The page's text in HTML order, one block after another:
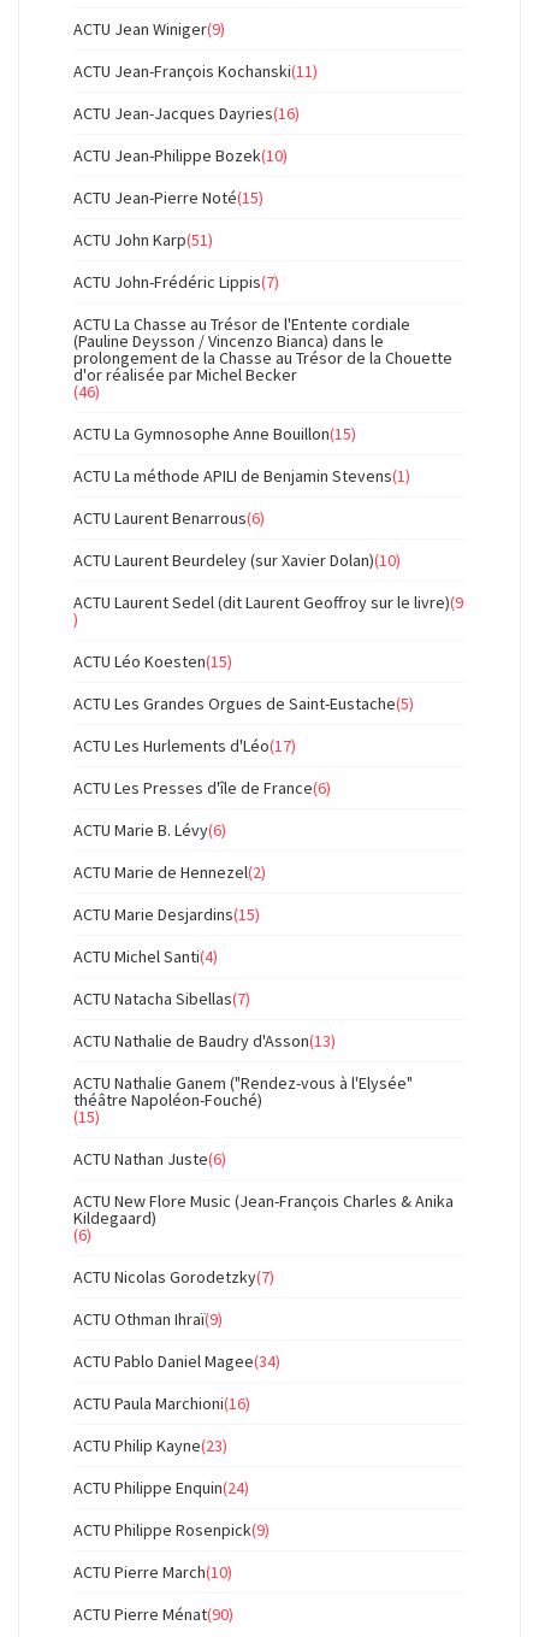
ACTU Jean Winiger(9)
ACTU Jean-François Kochanski(11)
ACTU Jean-Jacques Dayries(16)
ACTU Jean-Philippe Bozek(10)
ACTU Jean-Pierre Noté(15)
ACTU John Karp(51)
ACTU John-Frédéric Lippis(7)
ACTU La Chasse au Trésor de l'Entente cordiale
(Pauline Deysson / Vincenzo Bianca) dans le
prolongement de la Chasse au Trésor de la Chouette
d'or réalisée par Michel Becker
(46)
ACTU La Gymnosophe Anne Bouillon(15)
ACTU La méthode APILI de Benjamin Stevens(1)
ACTU Laurent Benarrous(6)
ACTU Laurent Beurdeley (sur Xavier Dolan)(10)
ACTU Laurent Sedel (dit Laurent Geoffroy sur le livre)(9
)
ACTU Léo Koesten(15)
ACTU Les Grandes Orgues de Saint-Eustache(5)
ACTU Les Hurlements d'Léo(17)
ACTU Les Presses d'île de France(6)
ACTU Marie B. Lévy(6)
ACTU Marie de Hennezel(2)
ACTU Marie Desjardins(15)
ACTU Michel Santi(4)
ACTU Natacha Sibellas(7)
ACTU Nathalie de Baudry d'Asson(13)
ACTU Nathalie Ganem ("Rendez-vous à l'Elysée"
théâtre Napoléon-Fouché)
(15)
ACTU Nathan Juste(6)
ACTU New Flore Music (Jean-François Charles & Anika
Kildegaard)
(6)
ACTU Nicolas Gorodetzky(7)
ACTU Othman Ihraï(9)
ACTU Pablo Daniel Magee(34)
ACTU Paula Marchioni(16)
ACTU Philip Kayne(23)
ACTU Philippe Enquin(24)
ACTU Philippe Rosenpick(9)
ACTU Pierre March(10)
ACTU Pierre Ménat(90)